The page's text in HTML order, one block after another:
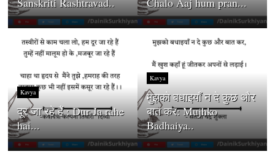
Kavya
दूर जा रहे हैं : Dur Ja rahe
hai...
Kavya
मुझको बधाइयाँ न दे कुछ और
बात कर: Mujhko
Badhaiya..